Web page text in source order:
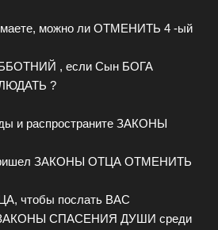
можно ли ОТМЕНИТЬ 4 -ый
, если Сын БОГА
?
и распространите ЗАКОНЫ
ЗАКОНЫ ОТЦА ОТМЕНИТЬ
чтобы послать ВАС
ЗАКОНЫ СПАСЕНИЯ ДУШИ среди